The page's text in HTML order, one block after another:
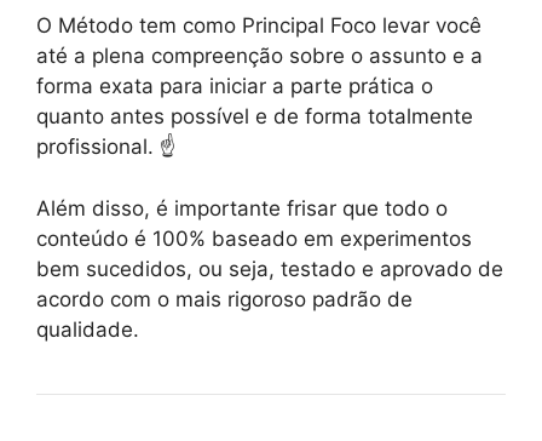
O Método tem como Principal Foco levar você
até a plena compreenção sobre o assunto e a
forma exata para iniciar a parte prática o
quanto antes possível e de forma totalmente
profissional. ☝️
Além disso, é importante frisar que todo o
conteúdo é 100% baseado em experimentos
bem sucedidos, ou seja, testado e aprovado de
acordo com o mais rigoroso padrão de
qualidade.